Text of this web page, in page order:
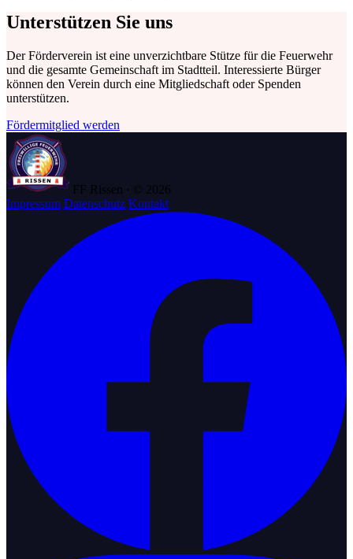
Unterstützen Sie uns
Der Förderverein ist eine unverzichtbare Stütze für die Feuerwehr
und die gesamte Gemeinschaft im Stadtteil. Interessierte Bürger
können den Verein durch eine Mitgliedschaft oder Spenden
unterstützen.
Fördermitglied werden
FF Rissen · © 2026
Impressum Datenschutz Kontakt